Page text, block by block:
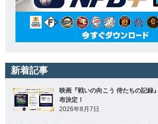
新着記事
映画『戦いの向こう 侍たちの記録
布決定！
2026年8月7日